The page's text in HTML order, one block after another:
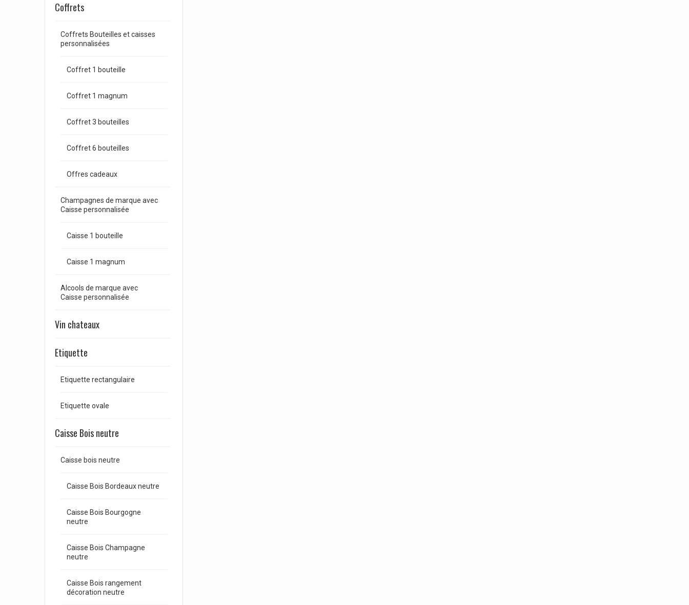
Coffrets
Coffrets Bouteilles et caisses
personnalisées
Coffret 1 bouteille
Coffret 1 magnum
Coffret 3 bouteilles
Coffret 6 bouteilles
Offres cadeaux
Champagnes de marque avec
Caisse personnalisée
Caisse 1 bouteille
Caisse 1 magnum
Alcools de marque avec
Caisse personnalisée
Vin chateaux
Etiquette
Etiquette rectangulaire
Etiquette ovale
Caisse Bois neutre
Caisse bois neutre
Caisse Bois Bordeaux neutre
Caisse Bois Bourgogne
neutre
Caisse Bois Champagne
neutre
Caisse Bois rangement
décoration neutre